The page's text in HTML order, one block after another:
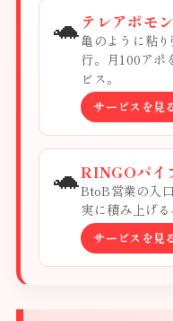
🐢 テレアポモ
亀のように粘
行。月100アポ
ビス。
サービスを見
🐢RINGOパイ
BtoB営業の入
実に積み上げる
サービスを見